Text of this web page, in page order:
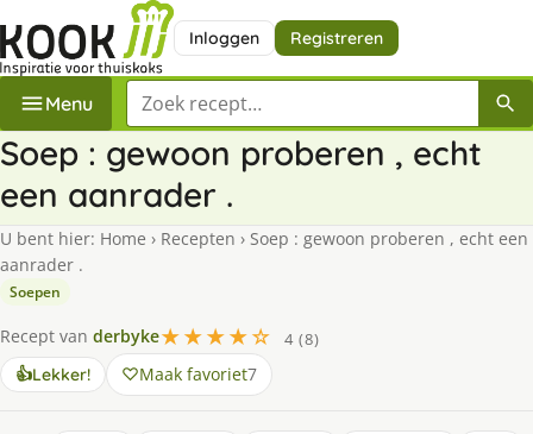
Inloggen Registreren
Menu Zoek een recept
Soep : gewoon proberen , echt
een aanrader .
U bent hier: Home › Recepten › Soep : gewoon proberen , echt een
aanrader .
Soepen
Recept van derbyke★★★★☆
4 (8)
👍Lekker! Maak favoriet7